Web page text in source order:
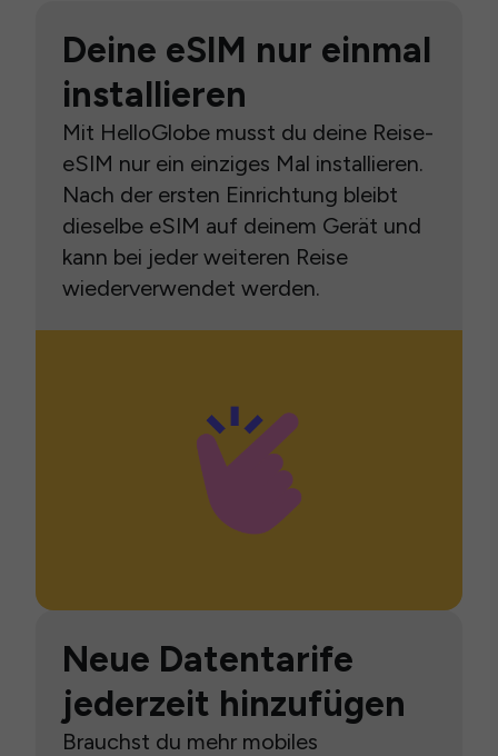
Deine eSIM nur einmal
installieren
Mit HelloGlobe musst du deine Reise-
eSIM nur ein einziges Mal installieren.
Nach der ersten Einrichtung bleibt
dieselbe eSIM auf deinem Gerät und
kann bei jeder weiteren Reise
wiederverwendet werden.
Neue Datentarife
jederzeit hinzufügen
Brauchst du mehr mobiles